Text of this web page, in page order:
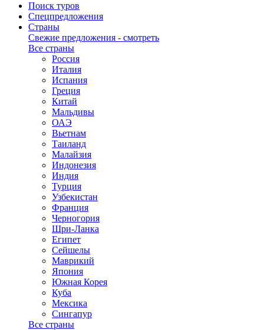
Поиск туров
Спецпредложения
Страны
Свежие предложения - смотреть
Все страны
Россия
Италия
Испания
Греция
Китай
Мальдивы
ОАЭ
Вьетнам
Таиланд
Малайзия
Индонезия
Индия
Турция
Узбекистан
Франция
Черногория
Шри-Ланка
Египет
Сейшелы
Маврикий
Япония
Южная Корея
Куба
Мексика
Сингапур
Все страны